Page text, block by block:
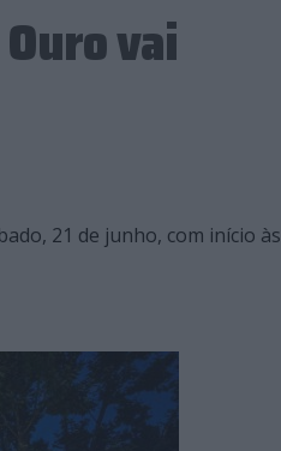
vai
21 de junho, com início às